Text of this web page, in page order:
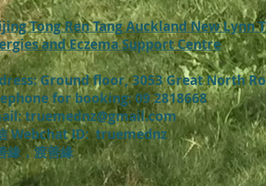
Tong Ren Tang Auckland New Lynn
and Eczema Support Centre
Ground floor, 3053 Great North
for booking: 09 2818668
truemednz@gmail.com
Webchat ID: truemednz
緣，渡善緣